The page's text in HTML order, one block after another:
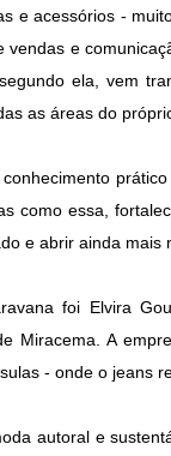
e acessórios -
vendas e
ela, vem
as áreas do
como essa,
e abrir ainda mais
foi Elvira
Miracema. A
- onde o jeans
autoral e